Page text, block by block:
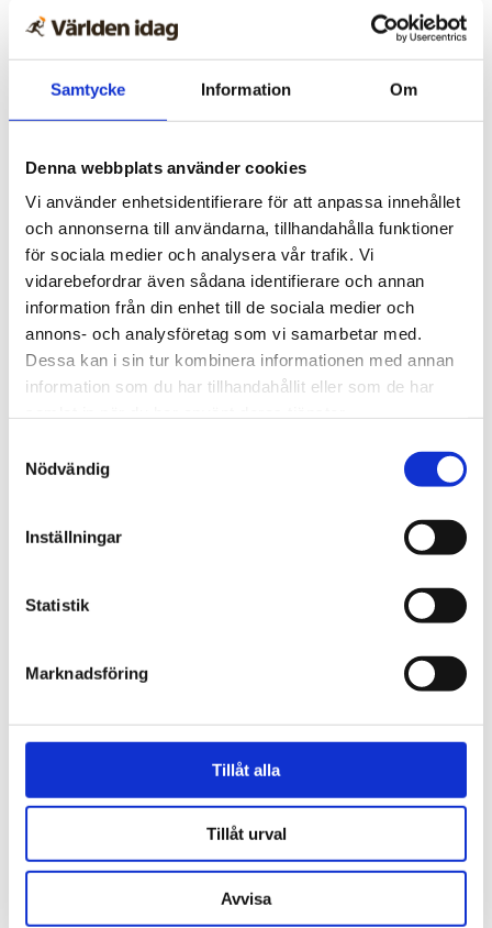
Samtycke Information Om
Denna webbplats använder cookies
Vi använder enhetsidentifierare för att anpassa innehållet
och annonserna till användarna, tillhandahålla funktioner
för sociala medier och analysera vår trafik. Vi
vidarebefordrar även sådana identifierare och annan
information från din enhet till de sociala medier och
annons- och analysföretag som vi samarbetar med.
Dessa kan i sin tur kombinera informationen med annan
information som du har tillhandahållit eller som de har
Nödvändig
Inställningar
Statistik
Marknadsföring
Tillåt alla
Tillåt urval
Avvisa
Fotbollspamp i blåsväder –
ville sälja VM
Göteborg
skadade på Gothia cup –
helande
Bibeln
Efter donation: Svenska